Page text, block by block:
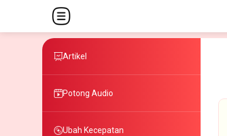
Artikel
Potong Audio
Ubah Kecepatan